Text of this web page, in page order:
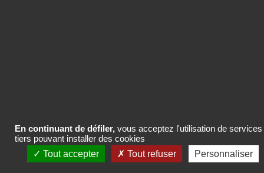
En continuant de défiler, vous acceptez l'utilisation de services
tiers pouvant installer des cookies
Tout accepter
Tout refuser Personnaliser